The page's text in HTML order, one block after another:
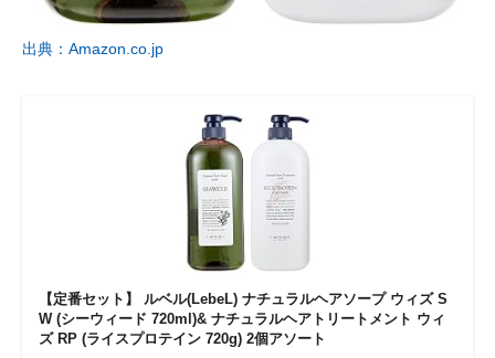
エレクトロニクス専門サイト
電子設計の基本と応用
エネルギーの専門メディア
建設×テクノロジーの最前線
ちょっと気になるネットの話題
出典：Amazon.co.jp
【定番セット】 ルベル(LebeL) ナチュラルヘアソープ ウィズ S
W (シーウィード 720ml)& ナチュラルヘアトリートメント ウィ
ズ RP (ライスプロテイン 720g) 2個アソート